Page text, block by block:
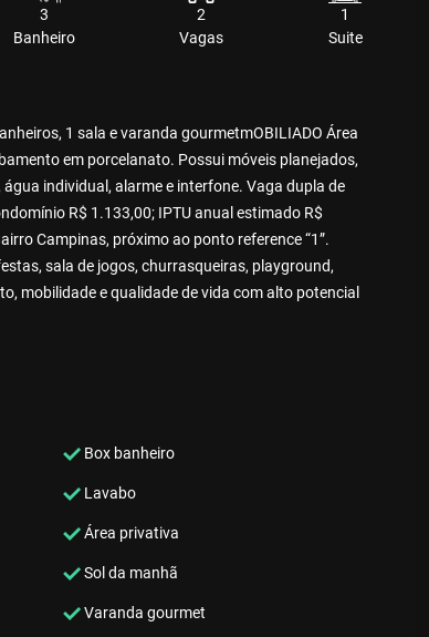
3
Banheiro
2
Vagas
1
Suite
1 sala e varanda gourmetmOBILIADO Área
em porcelanato. Possui móveis planejados,
individual, alarme e interfone. Vaga dupla de
R$ 1.133,00; IPTU anual estimado R$
Campinas, próximo ao ponto reference “1”.
sala de jogos, churrasqueiras, playground,
mobilidade e qualidade de vida com alto potencial
Box banheiro
Lavabo
Área privativa
Sol da manhã
Varanda gourmet